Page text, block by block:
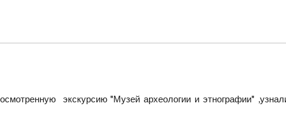
экскурсию "Музей археологии и этнографии"